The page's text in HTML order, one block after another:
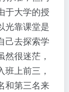
于大学的授
光靠课堂是
己去探索学
很迷茫，
上前三，
和第三名来